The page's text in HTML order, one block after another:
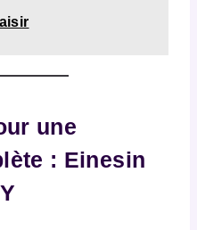
une
: Einesin